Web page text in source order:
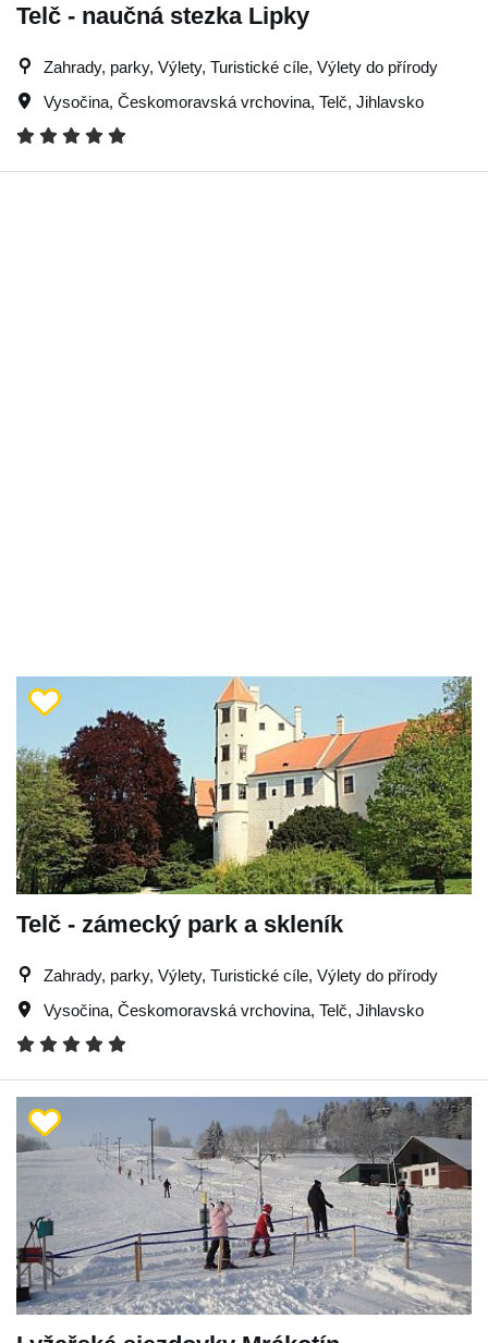
Telč - naučná stezka Lipky
Zahrady, parky, Výlety, Turistické cíle, Výlety do přírody
Vysočina, Českomoravská vrchovina, Telč, Jihlavsko
Telč - zámecký park a skleník
Zahrady, parky, Výlety, Turistické cíle, Výlety do přírody
Vysočina, Českomoravská vrchovina, Telč, Jihlavsko